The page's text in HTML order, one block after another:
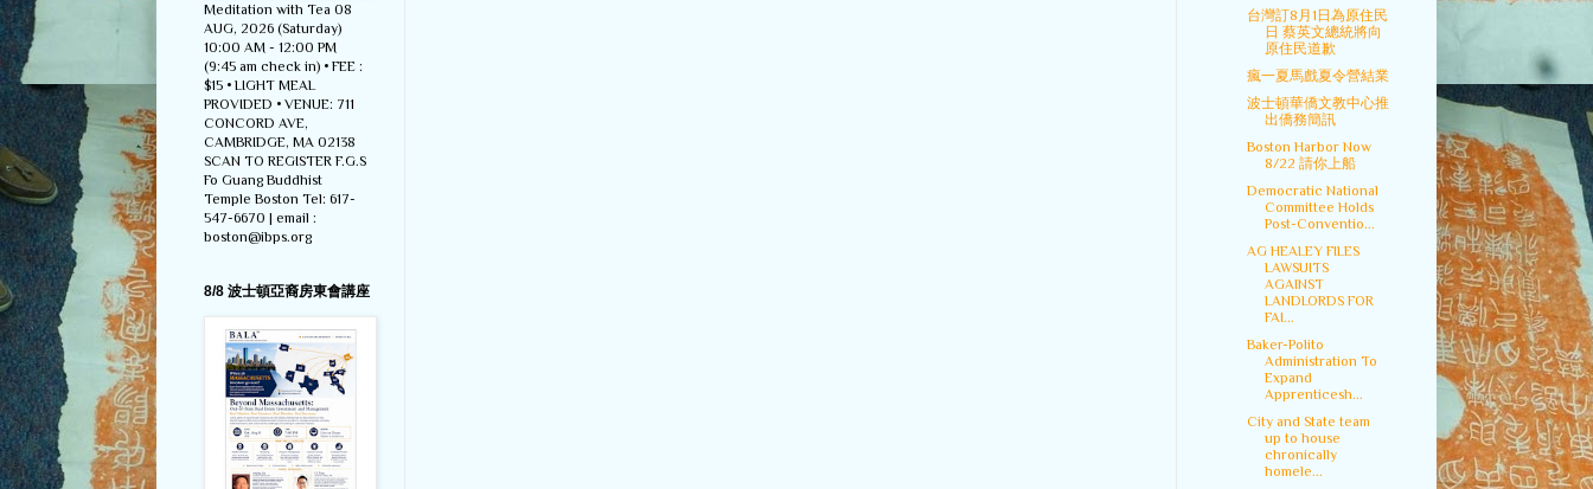
Meditation with Tea 08
AUG, 2026 (Saturday)
10:00 AM - 12:00 PM
(9:45 am check in) • FEE :
$15 • LIGHT MEAL
PROVIDED • VENUE: 711
CONCORD AVE,
CAMBRIDGE, MA 02138
SCAN TO REGISTER F.G.S
Fo Guang Buddhist
Temple Boston Tel: 617-
547-6670 | email :
boston@ibps.org
8/8 波士頓亞裔房東會講座
台灣訂8月1日為原住民
日 蔡英文總統將向
原住民道歉
瘋一夏馬戲夏令營結業
波士頓華僑文教中心推
出僑務簡訊
Boston Harbor Now
8/22 請你上船
Democratic National
Committee Holds
Post-Conventio...
AG HEALEY FILES
LAWSUITS
AGAINST
LANDLORDS FOR
FAI...
Baker-Polito
Administration To
Expand
Apprenticesh...
City and State team
up to house
chronically
homele...